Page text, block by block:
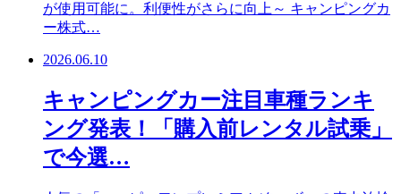
が使用可能に。利便性がさらに向上～ キャンピングカ
ー株式…
2026.06.10
キャンピングカー注目車種ランキ
ング発表！「購入前レンタル試乗」
で今選…